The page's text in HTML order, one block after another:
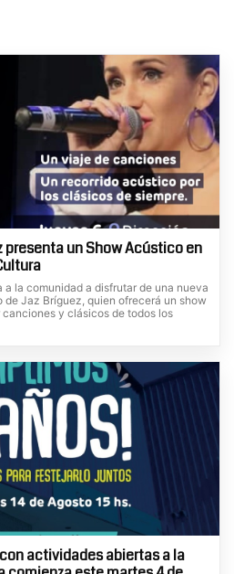
presenta un Show Acústico en
la comunidad a disfrutar de una nueva
de Jaz Bríguez, quien ofrecerá un show
y clásicos de todos los
actividades abiertas a la